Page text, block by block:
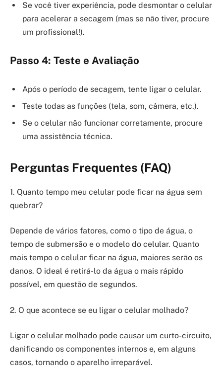
Se você tiver experiência, pode desmontar o celular
para acelerar a secagem (mas se não tiver, procure
um profissional!).
Passo 4: Teste e Avaliação
Após o período de secagem, tente ligar o celular.
Teste todas as funções (tela, som, câmera, etc.).
Se o celular não funcionar corretamente, procure
uma assistência técnica.
Perguntas Frequentes (FAQ)
1. Quanto tempo meu celular pode ficar na água sem
quebrar?
Depende de vários fatores, como o tipo de água, o
tempo de submersão e o modelo do celular. Quanto
mais tempo o celular ficar na água, maiores serão os
danos. O ideal é retirá-lo da água o mais rápido
possível, em questão de segundos.
2. O que acontece se eu ligar o celular molhado?
Ligar o celular molhado pode causar um curto-circuito,
danificando os componentes internos e, em alguns
casos, tornando o aparelho irreparável.